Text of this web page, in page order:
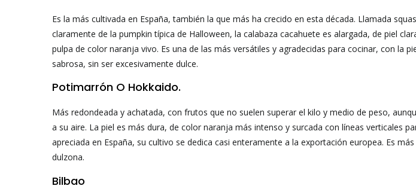
Es la más cultivada en España, también la que más ha crecido en esta década. Llamada
claramente de la pumpkin típica de Halloween, la calabaza cacahuete es alargada, de piel
pulpa de color naranja vivo. Es una de las más versátiles y agradecidas para cocinar, con la
sabrosa, sin ser excesivamente dulce.
Potimarrón O Hokkaido.
Más redondeada y achatada, con frutos que no suelen superar el kilo y medio de peso,
a su aire. La piel es más dura, de color naranja más intenso y surcada con líneas verticales
apreciada en España, su cultivo se dedica casi enteramente a la exportación europea. Es
dulzona.
Bilbao